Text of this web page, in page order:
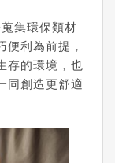
集環保類材
利為前提，
存的環境，也
同創造更舒適